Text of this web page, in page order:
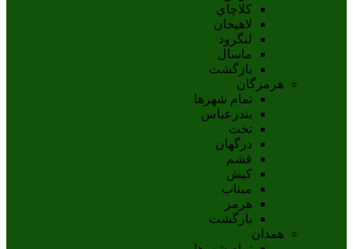
کلاچاي
لاهيجان
لنگرود
ماسال
بازگشت
هرمزگان
تمام شهر‌ها
بندرعباس
تخت
درگهان
قشم
کيش
ميناب
هرمز
بازگشت
همدان